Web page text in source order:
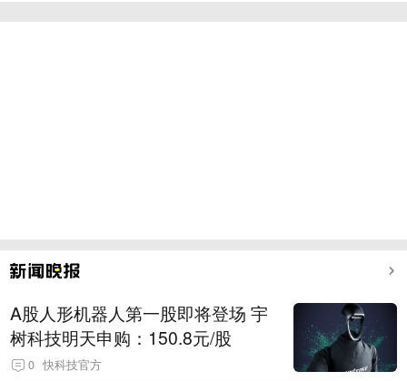
A股人形机器人第一股即将登场 宇
树科技明天申购：150.8元/股
0 快科技官方